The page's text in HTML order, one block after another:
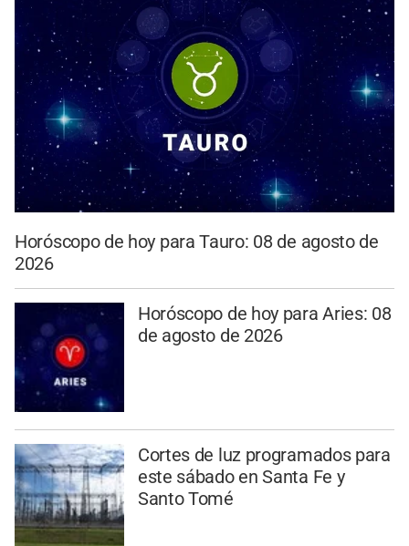
Horóscopo de hoy para Tauro: 08 de agosto de
2026
Horóscopo de hoy para Aries: 08
de agosto de 2026
Cortes de luz programados para
este sábado en Santa Fe y
Santo Tomé